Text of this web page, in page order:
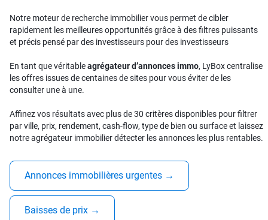
Notre moteur de recherche immobilier vous permet de cibler
rapidement les meilleures opportunités grâce à des filtres puissants
et précis pensé par des investisseurs pour des investisseurs
En tant que véritableagrégateur d’annonces immo, LyBox centralise
les offres issues de centaines de sites pour vous éviter de les
consulter une à une.
Affinez vos résultats avec plus de 30 critères disponibles pour filtrer
par ville, prix, rendement, cash-flow, type de bien ou surface et laissez
notre agrégateur immobilier détecter les annonces les plus rentables.
Annonces immobilières urgentes →
Baisses de prix →